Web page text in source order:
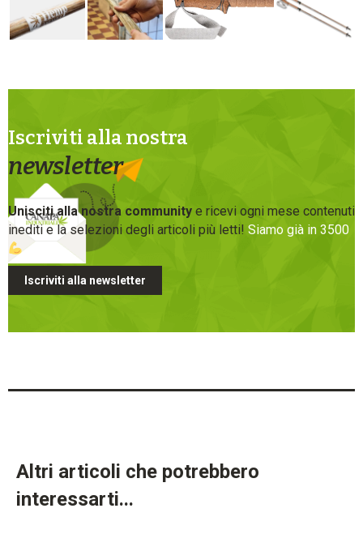
Iscriviti alla nostra
newsletter
Unisciti alla nostra community e ricevi ogni mese contenuti
inediti e la selezioni degli articoli più letti! Siamo già in 3500
Iscriviti alla newsletter
Altri articoli che potrebbero
interessarti...